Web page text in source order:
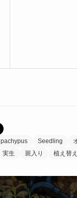
pachypus Seedling
実生 斑入り 植え替え